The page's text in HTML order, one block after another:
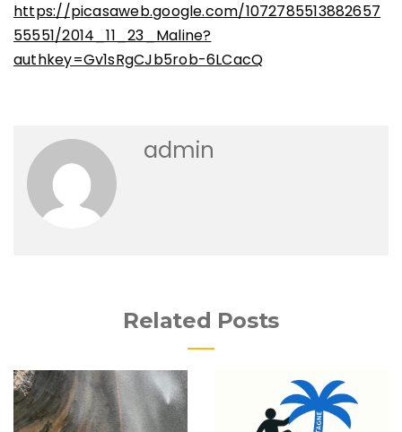
https://picasaweb.google.com/1072785513882657
55551/2014_11_23_Maline?
authkey=Gv1sRgCJb5rob-6LCacQ
admin
Related Posts